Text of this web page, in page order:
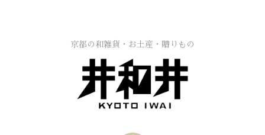
京都の和雑貨・お土産・贈りもの